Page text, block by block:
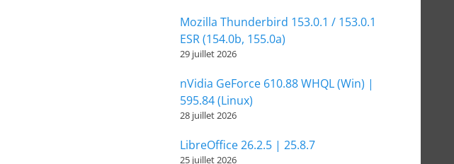
Mozilla Thunderbird 153.0.1 / 153.0.1
ESR (154.0b, 155.0a)
29 juillet 2026
nVidia GeForce 610.88 WHQL (Win) |
595.84 (Linux)
28 juillet 2026
LibreOffice 26.2.5 | 25.8.7
25 juillet 2026